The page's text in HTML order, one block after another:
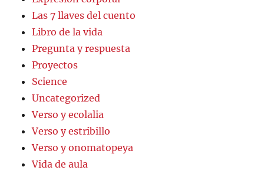
Las 7 llaves del cuento
Libro de la vida
Pregunta y respuesta
Proyectos
Science
Uncategorized
Verso y ecolalia
Verso y estribillo
Verso y onomatopeya
Vida de aula